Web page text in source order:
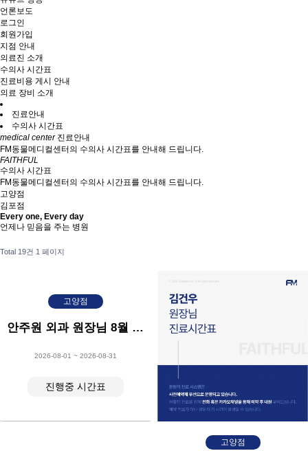
언론보도
로그인
회원가입
지점 안내
의료진 소개
수의사 시간표
진료비용 게시 안내
의료 장비 소개
진료안내
수의사 시간표
medical center진료안내
FM동물메디컬센터의 수의사 시간표를 안내해 드립니다.
FAITHFUL
수의사 시간표
FM동물메디컬센터의 수의사 시간표를 안내해 드립니다.
고양점
김포점
Every one, Every day
언제나 믿음을 주는 병원
Total 19건 1 페이지
고양점
안주원 외과 원장님 8월 시간표
2026-08-01 ~ 2026-08-31
진행중 시간표
고양점